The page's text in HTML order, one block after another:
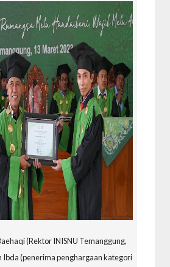
(Rektor INISNU Temanggung,
Ibda (penerima penghargaan kategori